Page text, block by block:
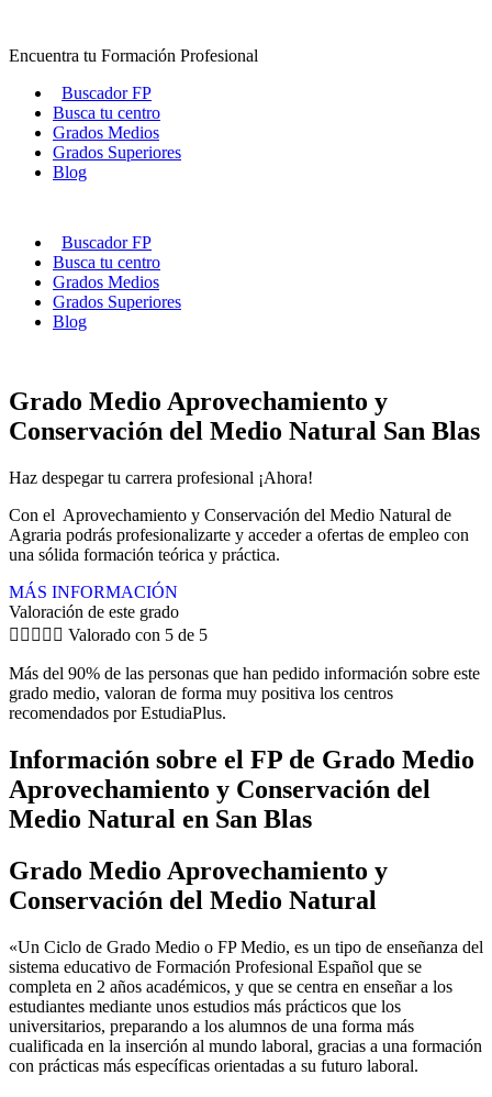
contenido
Encuentra tu Formación Profesional
Buscador FP
Busca tu centro
Grados Medios
Grados Superiores
Blog
Buscador FP
Busca tu centro
Grados Medios
Grados Superiores
Blog
Grado Medio Aprovechamiento y
Conservación del Medio Natural San Blas
Haz despegar tu carrera profesional ¡Ahora!
Con el Aprovechamiento y Conservación del Medio Natural de
Agraria podrás profesionalizarte y acceder a ofertas de empleo con
una sólida formación teórica y práctica.
MÁS INFORMACIÓN
Valoración de este grado
     Valorado con 5 de 5
Más del 90% de las personas que han pedido información sobre este
grado medio, valoran de forma muy positiva los centros
recomendados por EstudiaPlus.
Información sobre el FP de Grado Medio
Aprovechamiento y Conservación del
Medio Natural en San Blas
Grado Medio Aprovechamiento y
Conservación del Medio Natural
«Un Ciclo de Grado Medio o FP Medio, es un tipo de enseñanza del
sistema educativo de Formación Profesional Español que se
completa en 2 años académicos, y que se centra en enseñar a los
estudiantes mediante unos estudios más prácticos que los
universitarios, preparando a los alumnos de una forma más
cualificada en la inserción al mundo laboral, gracias a una formación
con prácticas más específicas orientadas a su futuro laboral.